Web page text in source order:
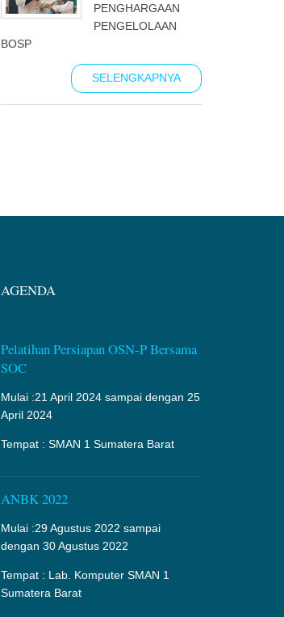
PENGHARGAAN
PENGELOLAAN
BOSP
SELENGKAPNYA
AGENDA
Pelatihan Persiapan OSN-P Bersama
SOC
Mulai :21 April 2024 sampai dengan 25
April 2024
Tempat : SMAN 1 Sumatera Barat
ANBK 2022
Mulai :29 Agustus 2022 sampai
dengan 30 Agustus 2022
Tempat : Lab. Komputer SMAN 1
Sumatera Barat